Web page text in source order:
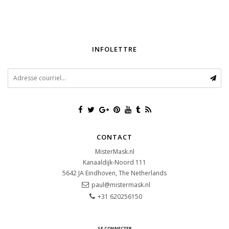
INFOLETTRE
CONTACT
MisterMask.nl
Kanaaldijk-Noord 111
5642 JA Eindhoven, The Netherlands
paul@mistermask.nl
+31 620256150